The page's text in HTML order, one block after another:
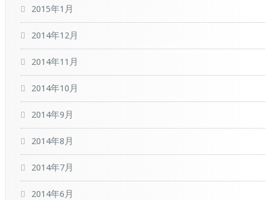
2015年1月
2014年12月
2014年11月
2014年10月
2014年9月
2014年8月
2014年7月
2014年6月